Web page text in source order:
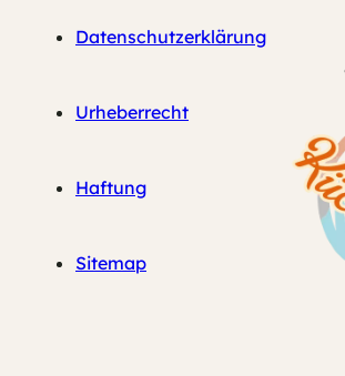
Datenschutzerklärung
Urheberrecht
Haftung
Sitemap